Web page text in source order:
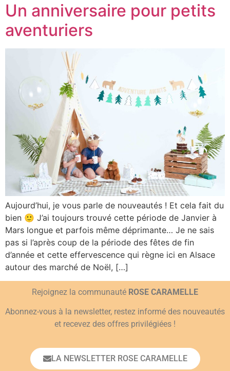
Un anniversaire pour petits
aventuriers
Aujourd’hui, je vous parle de nouveautés ! Et cela fait du
bien 🙂 J’ai toujours trouvé cette période de Janvier à
Mars longue et parfois même déprimante… Je ne sais
pas si l’après coup de la période des fêtes de fin
d’année et cette effervescence qui règne ici en Alsace
autour des marché de Noël, […]
Rejoignez la communauté ROSE CARAMELLE
Abonnez-vous à la newsletter, restez informé des nouveautés
et recevez des offres privilégiées !
LA NEWSLETTER ROSE CARAMELLE